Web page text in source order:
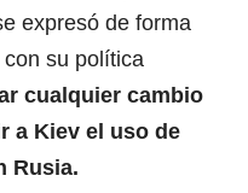
expresó de forma
su política
cualquier cambio
a Kiev el uso de
Rusia.